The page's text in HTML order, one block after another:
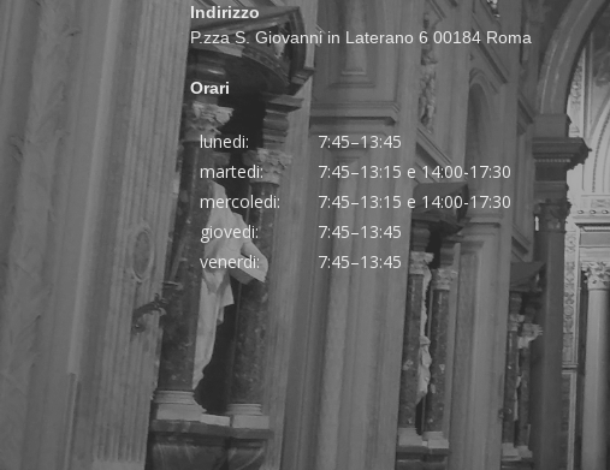
Indirizzo
P.zza S. Giovanni in Laterano 6 00184 Roma
Orari
lunedi:
7:45–13:45
martedi:
7:45–13:15 e 14:00-17:30
mercoledi:
7:45–13:15 e 14:00-17:30
giovedi:
7:45–13:45
venerdi:
7:45–13:45